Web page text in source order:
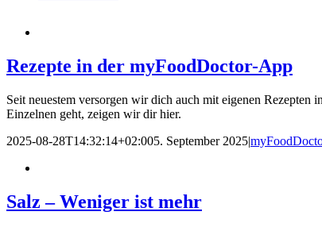
Rezepte in der myFoodDoctor-App
Seit neuestem versorgen wir dich auch mit eigenen
Einzelnen geht, zeigen wir dir hier.
2025-08-28T14:32:14+02:005. September 2025|
Salz – Weniger ist mehr